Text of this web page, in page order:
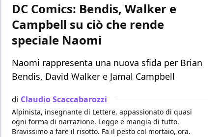
DC Comics: Bendis, Walker e
Campbell su ciò che rende
speciale Naomi
Naomi rappresenta una nuova sfida per Brian
Bendis, David Walker e Jamal Campbell
di Claudio Scaccabarozzi
Alpinista, insegnante di Lettere, appassionato di quasi
ogni forma di narrazione. Legge e mangia di tutto.
Bravissimo a fare il risotto. Fa il pesto col mortaio, ora.